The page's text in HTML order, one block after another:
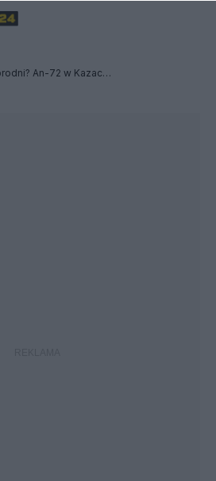
Katastroficzny kamuflaż zbrodni? An-72 w Kazachstanie